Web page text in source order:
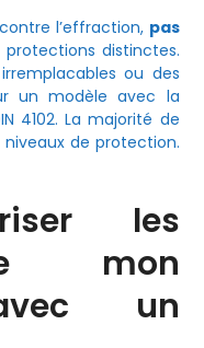
l’effraction, pas
distinctes.
ou des
un modèle avec la
4102. La majorité de
de protection.
les
mon
un